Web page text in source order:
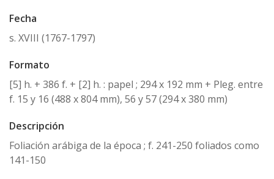
Fecha
s. XVIII (1767-1797)
Formato
[5] h. + 386 f. + [2] h. : papel ; 294 x 192 mm + Pleg. entre
f. 15 y 16 (488 x 804 mm), 56 y 57 (294 x 380 mm)
Descripción
Foliación arábiga de la época ; f. 241-250 foliados como
141-150